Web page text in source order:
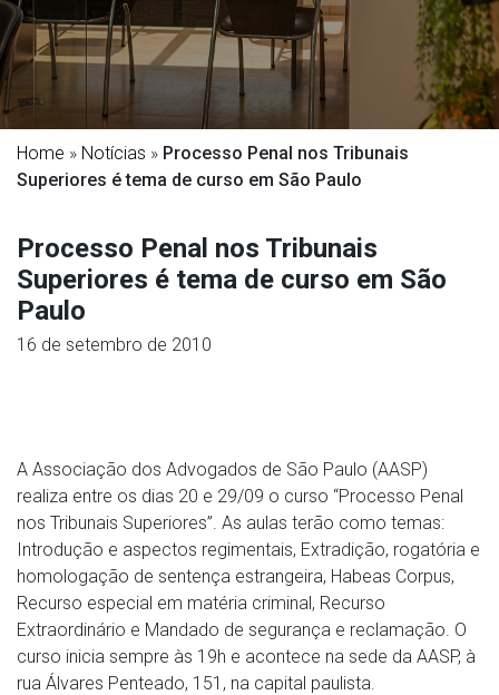
Home » Notícias » Processo Penal nos Tribunais
Superiores é tema de curso em São Paulo
Processo Penal nos Tribunais
Superiores é tema de curso em São
Paulo
16 de setembro de 2010
A Associação dos Advogados de São Paulo (AASP)
realiza entre os dias 20 e 29/09 o curso “Processo Penal
nos Tribunais Superiores”. As aulas terão como temas:
Introdução e aspectos regimentais, Extradição, rogatória e
homologação de sentença estrangeira, Habeas Corpus,
Recurso especial em matéria criminal, Recurso
Extraordinário e Mandado de segurança e reclamação. O
curso inicia sempre às 19h e acontece na sede da AASP, à
rua Álvares Penteado, 151, na capital paulista.